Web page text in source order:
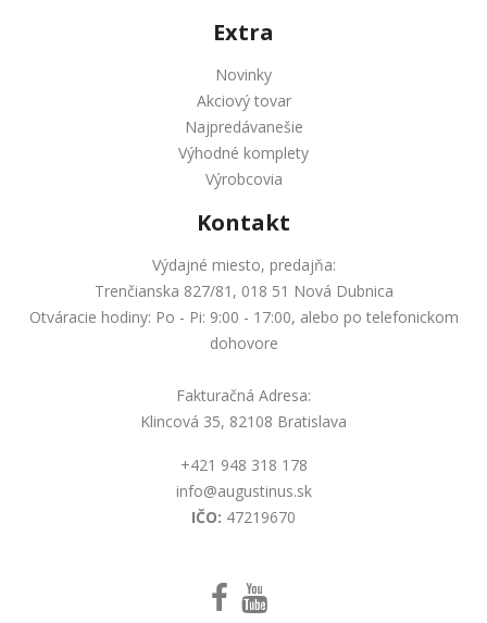
Extra
Novinky
Akciový tovar
Najpredávanešie
Výhodné komplety
Výrobcovia
Kontakt
Výdajné miesto, predajňa:
Trenčianska 827/81, 018 51 Nová Dubnica
Otváracie hodiny: Po - Pi: 9:00 - 17:00, alebo po telefonickom
dohovore
Fakturačná Adresa:
Klincová 35, 82108 Bratislava
+421 948 318 178
info@augustinus.sk
IČO: 47219670